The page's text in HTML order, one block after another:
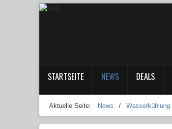
STARTSEITE NEWS DEALS
Aktuelle Seite: News / Wasserkühlung